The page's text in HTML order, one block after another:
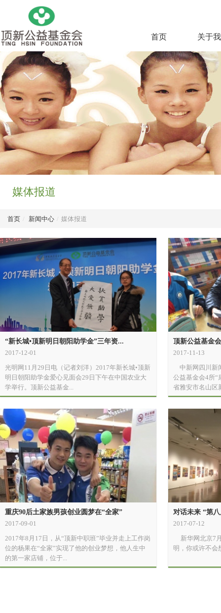
首页 关于
媒体报道
首页 / 新闻中心 / 媒体报道
“新长城•顶新明日朝阳助学金”三年资...
2017-12-01
光明网11月29日电（记者刘洋）2017年新长城•顶新
明日朝阳助学金爱心见面会29日下午在中国农业大
学举行。顶新公益基金...
顶新公益基金
2017-11-13
中新网四川新
公益基金会4所“
省雅安市名山区
重庆90后土家族男孩创业圆梦在“全家”
2017-09-01
2017年8月17日，从“顶新中职班”毕业并走上工作岗
位的杨果在“全家”实现了他的创业梦想，他人生中
的第一家店铺，位于...
对话未来 “第
2017-07-12
新华网北京7
明，你或许不会